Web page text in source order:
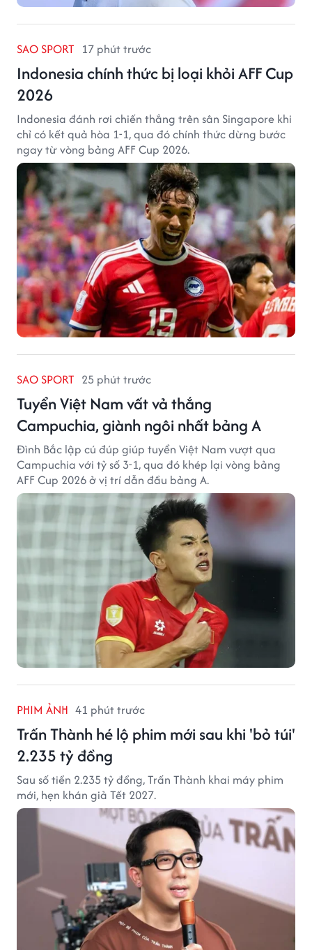
SAO SPORT 17 phút trước
Indonesia chính thức bị loại khỏi AFF Cup
2026
Indonesia đánh rơi chiến thắng trên sân Singapore khi
chỉ có kết quả hòa 1-1, qua đó chính thức dừng bước
ngay từ vòng bảng AFF Cup 2026.
SAO SPORT 25 phút trước
Tuyển Việt Nam vất vả thắng
Campuchia, giành ngôi nhất bảng A
Đình Bắc lập cú đúp giúp tuyển Việt Nam vượt qua
Campuchia với tỷ số 3-1, qua đó khép lại vòng bảng
AFF Cup 2026 ở vị trí dẫn đầu bảng A.
PHIM ẢNH 41 phút trước
Trấn Thành hé lộ phim mới sau khi 'bỏ túi'
2.235 tỷ đồng
Sau số tiền 2.235 tỷ đồng, Trấn Thành khai máy phim
mới, hẹn khán giả Tết 2027.